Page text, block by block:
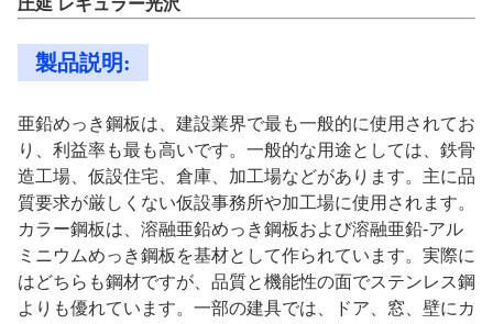
圧延 レギュラー光沢
製品説明:
亜鉛めっき鋼板は、建設業界で最も一般的に使用されてお
り、利益率も最も高いです。一般的な用途としては、鉄骨
造工場、仮設住宅、倉庫、加工場などがあります。主に品
質要求が厳しくない仮設事務所や加工場に使用されます。
カラー鋼板は、溶融亜鉛めっき鋼板および溶融亜鉛-アル
ミニウムめっき鋼板を基材として作られています。実際に
はどちらも鋼材ですが、品質と機能性の面でステンレス鋼
よりも優れています。一部の建具では、ドア、窓、壁にカ